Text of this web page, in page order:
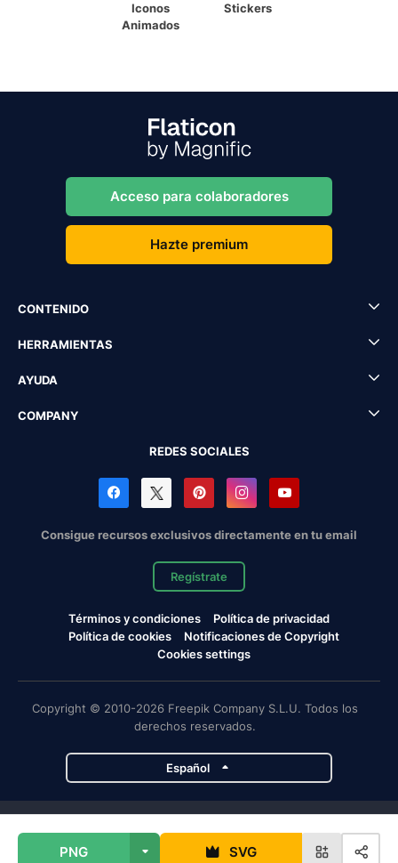
PNG SVG
Iconos
Animados
Stickers
Acceso para colaboradores
Hazte premium
CONTENIDO
HERRAMIENTAS
AYUDA
COMPANY
REDES SOCIALES
Consigue recursos exclusivos directamente en tu email
Regístrate
Términos y condiciones
Política de privacidad
Política de cookies
Notificaciones de Copyright
Cookies settings
Copyright © 2010-2026 Freepik Company S.L.U. Todos los
derechos reservados.
Español